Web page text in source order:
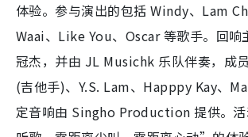
体验。参与演出的包括 Windy、Lam
Waai、Like You、Oscar 等歌手。回响
冠杰，并由 JL Musichk 乐队伴奏，成
(吉他手)、Y.S. Lam、Happpy Kay、
定音响由 Singho Production 提供。